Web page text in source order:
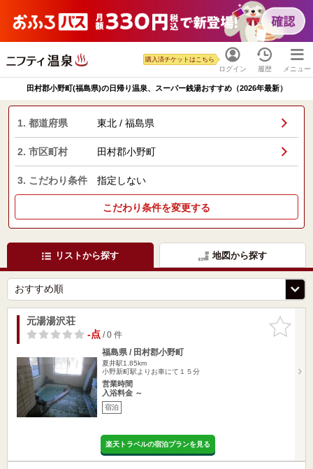
ログイン
購入済チケットはこちら
履歴 メニュー
田村郡小野町(福島県)の日帰り温泉、スーパー銭湯おすすめ（2026年最新）
1. 都道府県 東北 / 福島県
2. 市区町村 田村郡小野町
3. こだわり条件 指定しない
こだわり条件を変更する
リストから探す 地図から探す
お気に入
りに追加
元湯湯沢荘
-点/ 0 件
福島県 / 田村郡小野町
夏井駅1.85km
小野新町駅よりお車にて１５分
営業時間
入浴料金 ～
宿泊
楽天トラベルの宿泊プランを見る